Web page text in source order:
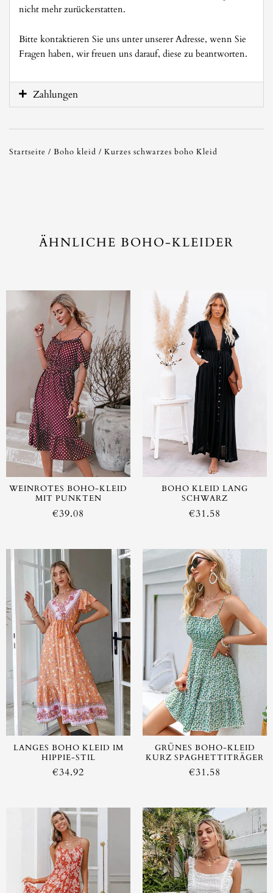
nicht mehr zurückerstatten.
Bitte kontaktieren Sie uns unter unserer Adresse, wenn Sie
Fragen haben, wir freuen uns darauf, diese zu beantworten.
Zahlungen
Startseite / Boho kleid / Kurzes schwarzes boho Kleid
ÄHNLICHE BOHO-KLEIDER
WEINROTES BOHO-KLEID
MIT PUNKTEN
€39.08
BOHO KLEID LANG
SCHWARZ
€31.58
LANGES BOHO KLEID IM
HIPPIE-STIL
€34.92
GRÜNES BOHO-KLEID
KURZ SPAGHETTITRÄGER
€31.58